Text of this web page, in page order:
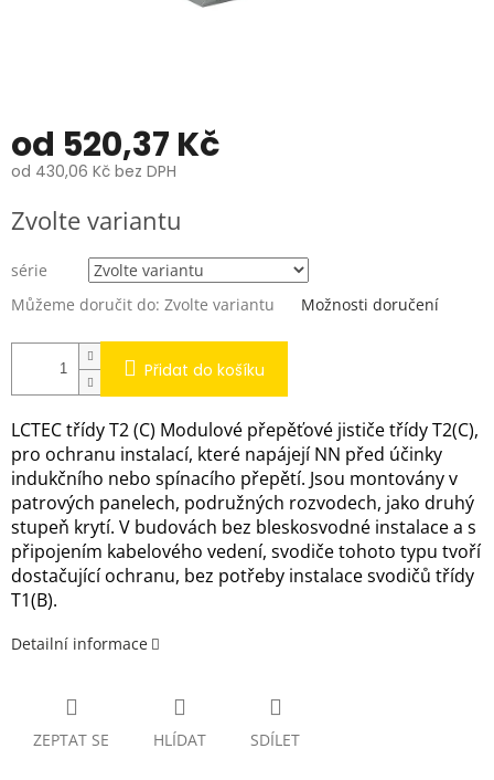
od 520,37 Kč
od 430,06 Kč bez DPH
cena:
Zvolte variantu
série
Můžeme doručit do: Zvolte variantu Možnosti doručení
Přidat do košíku
LCTEC třídy T2 (C) Modulové přepěťové jističe třídy T2(C),
pro ochranu instalací, které napájejí NN před účinky
indukčního nebo spínacího přepětí. Jsou montovány v
patrových panelech, podružných rozvodech, jako druhý
stupeň krytí. V budovách bez bleskosvodné instalace a s
připojením kabelového vedení, svodiče tohoto typu tvoří
dostačující ochranu, bez potřeby instalace svodičů třídy
T1(B).
Detailní informace
ZEPTAT SE HLÍDAT SDÍLET